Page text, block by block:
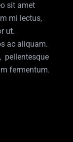
sit amet
mi lectus,
ut.
ac aliquam.
pellentesque
fermentum.